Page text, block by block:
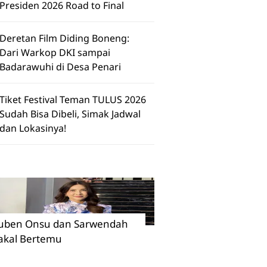
Presiden 2026 Road to Final
Deretan Film Diding Boneng:
Dari Warkop DKI sampai
Badarawuhi di Desa Penari
Tiket Festival Teman TULUS 2026
Sudah Bisa Dibeli, Simak Jadwal
dan Lokasinya!
Onsu dan Sarwendah
Bertemu